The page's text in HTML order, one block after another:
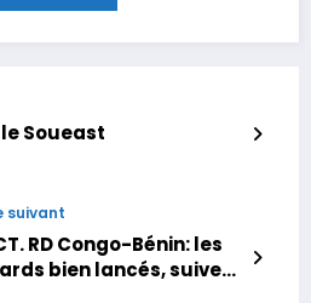
Soueast
suivant
RD Congo-Bénin: les
bien lancés, suivez